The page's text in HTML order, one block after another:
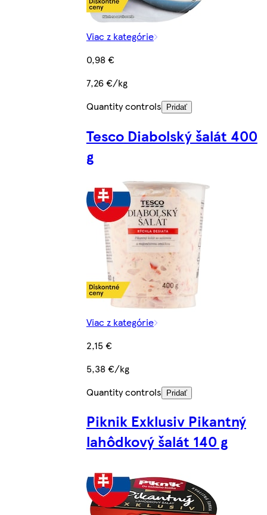
Viac z kategórie
0,98 €
7,26 €/kg
Quantity controls
Pridať
Tesco Diabolský šalát 400
g
Viac z kategórie
2,15 €
5,38 €/kg
Quantity controls
Pridať
Piknik Exklusiv Pikantný
lahôdkový šalát 140 g